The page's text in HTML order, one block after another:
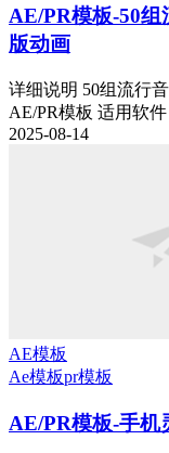
AE/PR模板-50
版动画
详细说明 50组流行
AE/PR模板 适用软件
2025-08-14
AE模板
Ae模板pr模板
AE/PR模板-手机